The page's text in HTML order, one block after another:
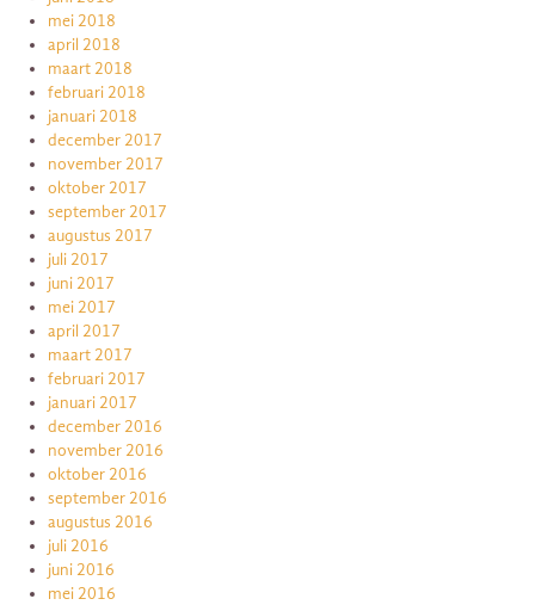
mei 2018
april 2018
maart 2018
februari 2018
januari 2018
december 2017
november 2017
oktober 2017
september 2017
augustus 2017
juli 2017
juni 2017
mei 2017
april 2017
maart 2017
februari 2017
januari 2017
december 2016
november 2016
oktober 2016
september 2016
augustus 2016
juli 2016
juni 2016
mei 2016